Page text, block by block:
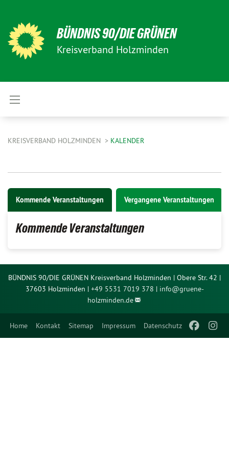
Home Kontakt Sitemap Impressum Datenschutz
BÜNDNIS 90/DIE GRÜNEN
Kreisverband Holzminden
KREISVERBAND HOLZMINDEN KALENDER
Kommende Veranstaltungen Vergangene Veranstaltungen
Kommende Veranstaltungen
BÜNDNIS 90/DIE GRÜNEN Kreisverband Holzminden | Obere Str. 42 |
37603 Holzminden | +49 5531 7019 378 | info@gruene-
holzminden.de